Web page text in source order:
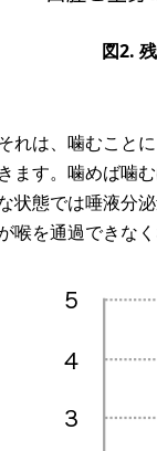
図2.
れは、噛むこと
ます。噛めば噛
状態では唾液分
喉を通過できな